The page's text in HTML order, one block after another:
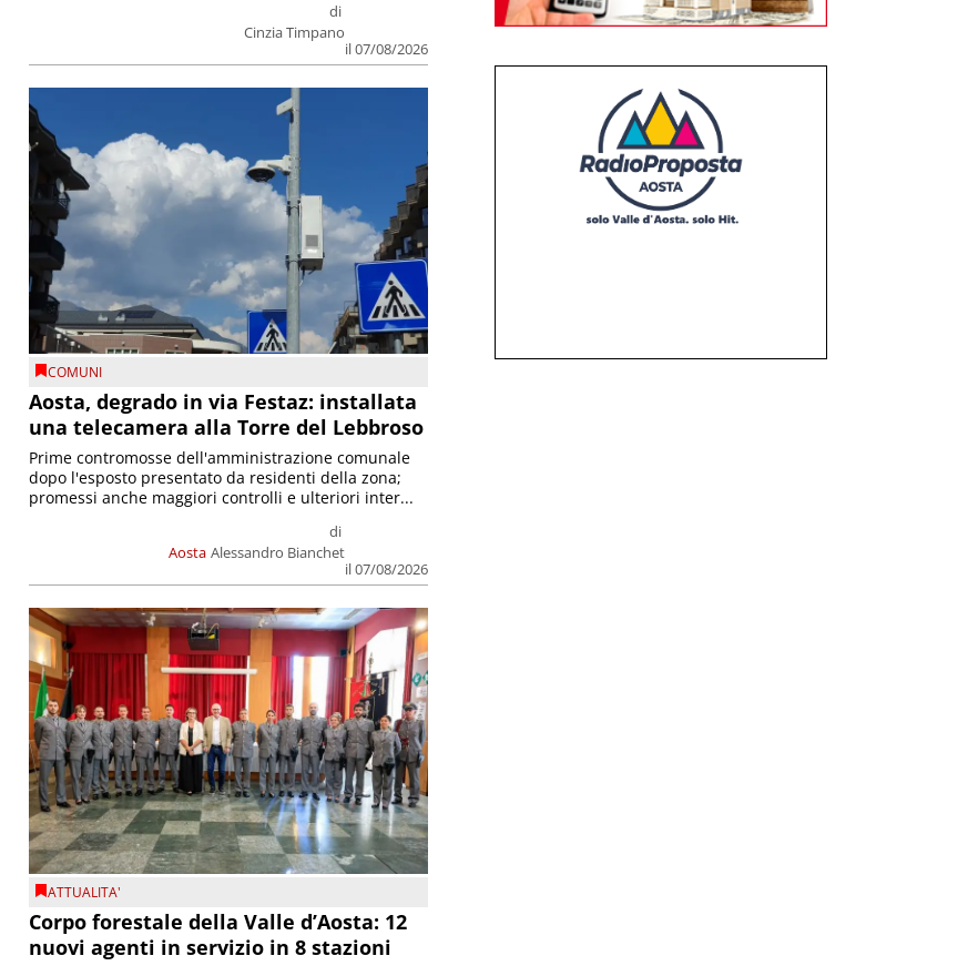
di
Cinzia Timpano
il 07/08/2026
COMUNI
Aosta, degrado in via Festaz: installata
una telecamera alla Torre del Lebbroso
Aosta
di
Alessandro Bianchet
il 07/08/2026
Prime contromosse dell'amministrazione comunale
dopo l'esposto presentato da residenti della zona;
promessi anche maggiori controlli e ulteriori inter...
ATTUALITA'
Corpo forestale della Valle d’Aosta: 12
nuovi agenti in servizio in 8 stazioni